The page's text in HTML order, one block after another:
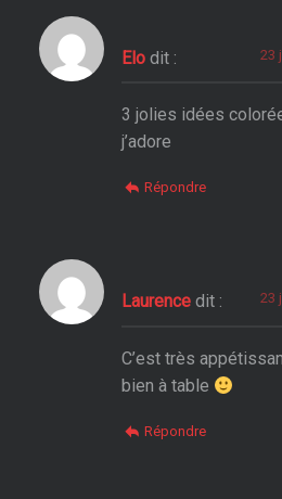
Elo dit : 23
3 jolies idées
j’adore
Répondre
Laurence dit : 23
C’est très
bien à table
Répondre